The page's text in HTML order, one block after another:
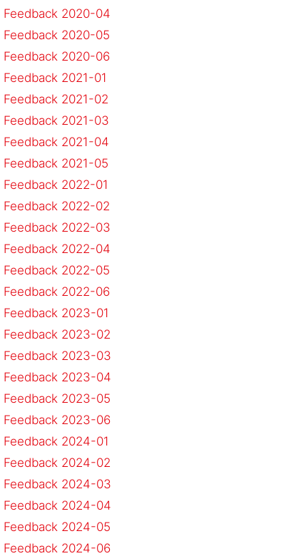
Feedback 2020-04
Feedback 2020-05
Feedback 2020-06
Feedback 2021-01
Feedback 2021-02
Feedback 2021-03
Feedback 2021-04
Feedback 2021-05
Feedback 2022-01
Feedback 2022-02
Feedback 2022-03
Feedback 2022-04
Feedback 2022-05
Feedback 2022-06
Feedback 2023-01
Feedback 2023-02
Feedback 2023-03
Feedback 2023-04
Feedback 2023-05
Feedback 2023-06
Feedback 2024-01
Feedback 2024-02
Feedback 2024-03
Feedback 2024-04
Feedback 2024-05
Feedback 2024-06